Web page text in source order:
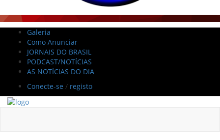
Galeria
Como Anunciar
JORNAIS DO BRASIL
PODCAST/NOTÍCIAS
AS NOTÍCIAS DO DIA
Conecte-se / registo